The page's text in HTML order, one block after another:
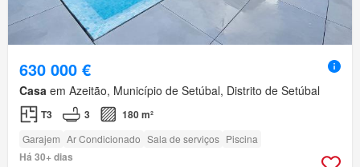
630 000 €
Casa em Azeitão, Município de Setúbal, Distrito de Setúbal
T3 3 180 m²
Garajem Ar Condicionado Sala de serviços Piscina
Há 30+ dias